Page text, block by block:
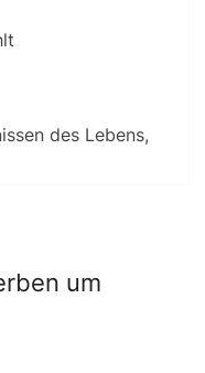
des Lebens,
um